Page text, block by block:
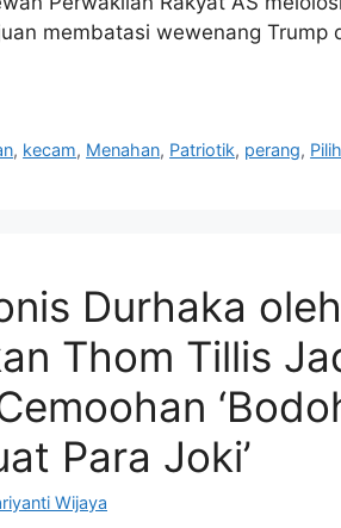
membatasi wewenang
, kecam, Menahan, Patriotik, perang, Pilih
Durhaka
Thom Tillis
Para Joki’
Wijaya